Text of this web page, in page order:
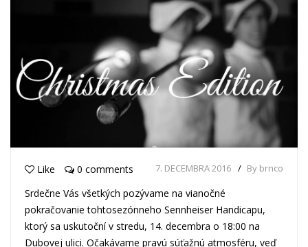
7. DECEMBRA 2016 By brnco
Like
0 comments
Srdečne Vás všetkých pozývame na vianočné
pokračovanie tohtosezónneho Sennheiser Handicapu,
ktorý sa uskutoční v stredu, 14. decembra o 18:00 na
Dubovej ulici. Očakávame pravú súťažnú atmosféru, veď